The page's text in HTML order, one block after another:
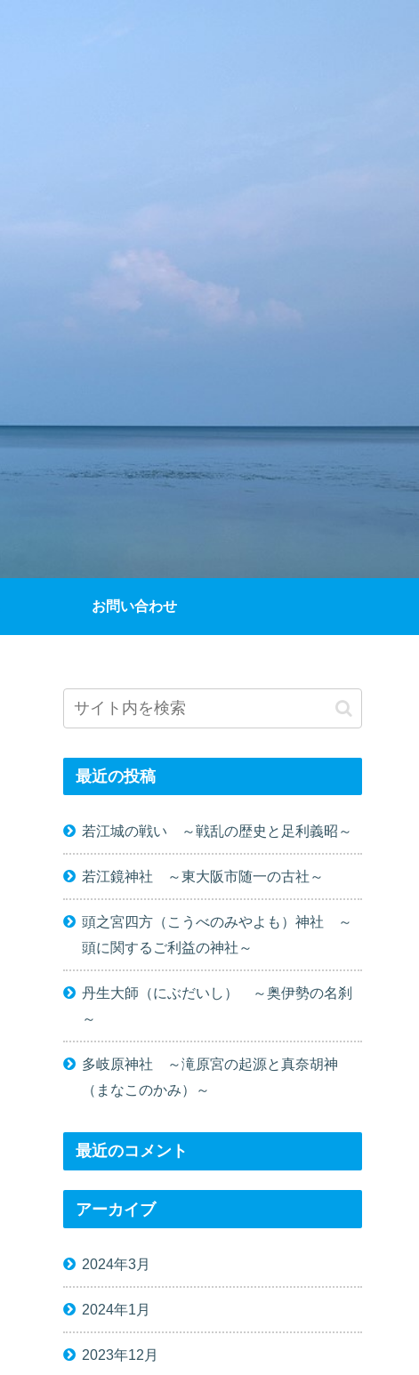
お問い合わせ
最近の投稿
若江城の戦い ～戦乱の歴史と足利義昭～
若江鏡神社 ～東大阪市随一の古社～
頭之宮四方（こうべのみやよも）神社 ～
頭に関するご利益の神社～
丹生大師（にぶだいし） ～奥伊勢の名刹
～
多岐原神社 ～滝原宮の起源と真奈胡神
（まなこのかみ）～
最近のコメント
アーカイブ
2024年3月
2024年1月
2023年12月